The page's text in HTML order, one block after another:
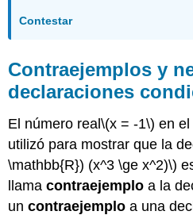
Contestar
Contraejemplos y
declaraciones
El número real\(x = -1\) en el
utilizó para mostrar que la
\mathbb{R}) (x^3 \ge x^2)\)
llamacontraejemplo a la
uncontraejemplo a una